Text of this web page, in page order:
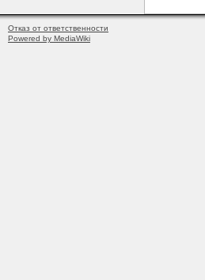
Отказ от ответственности
Powered by MediaWiki